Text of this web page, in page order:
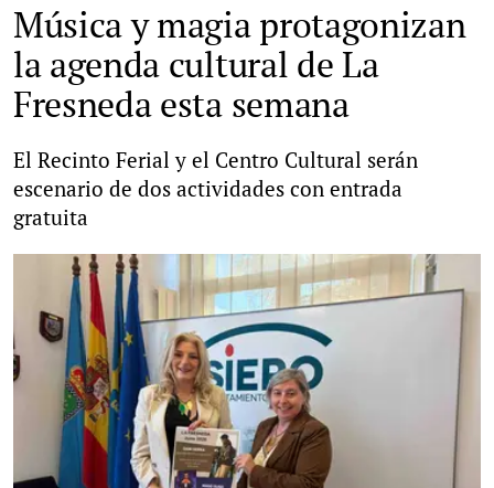
Música y magia protagonizan
la agenda cultural de La
Fresneda esta semana
El Recinto Ferial y el Centro Cultural serán
escenario de dos actividades con entrada
gratuita